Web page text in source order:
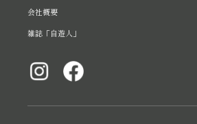
会社概要
雑誌「自遊人」